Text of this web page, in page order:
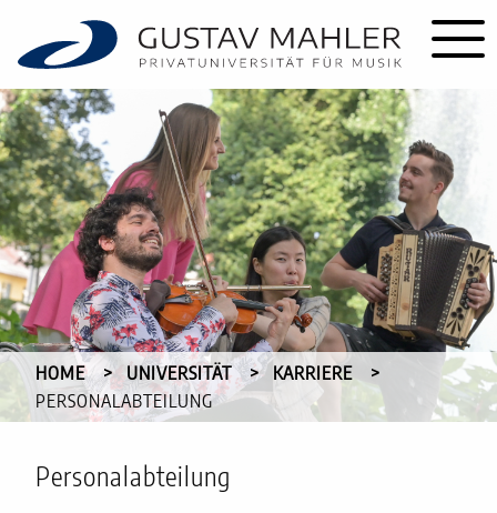
HOME UNIVERSITÄT
KARRIERE
CURRENT:
PERSONALABTEILUNG
Personalabteilung